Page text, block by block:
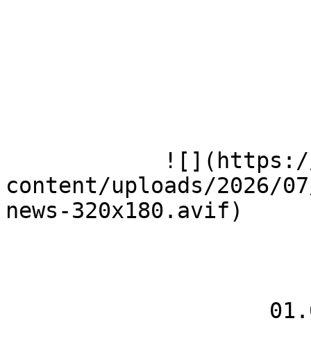
content/uploads/2026/
news-320x180.avif)